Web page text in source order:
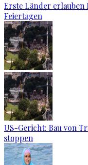
Erste Länder
Feiertagen
US-Gericht: Bau von
stoppen